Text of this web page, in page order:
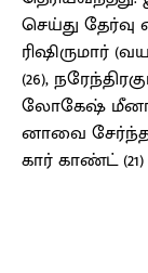
செய்து தேர்வு
ரிஷிருமார்
(26),
லோகேஷ்
னாவை சேர்ந்த
கார் காண்ட்